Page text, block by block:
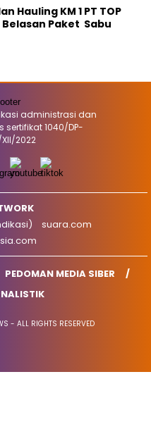
Hauling KM 1 PT TOP
Paket Sabu
administrasi dan
sertifikat 1040/DP-
2022
suara.com
PEDOMAN MEDIA SIBER
- ALL RIGHTS RESERVED